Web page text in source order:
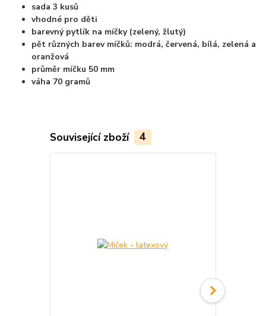
sada 3 kusů
vhodné pro děti
barevný pytlík na míčky (zelený, žlutý)
pět různých barev míčků: modrá, červená, bílá, zelená a
oranžová
průměr míčku 50 mm
váha 70 gramů
Související zboží 4